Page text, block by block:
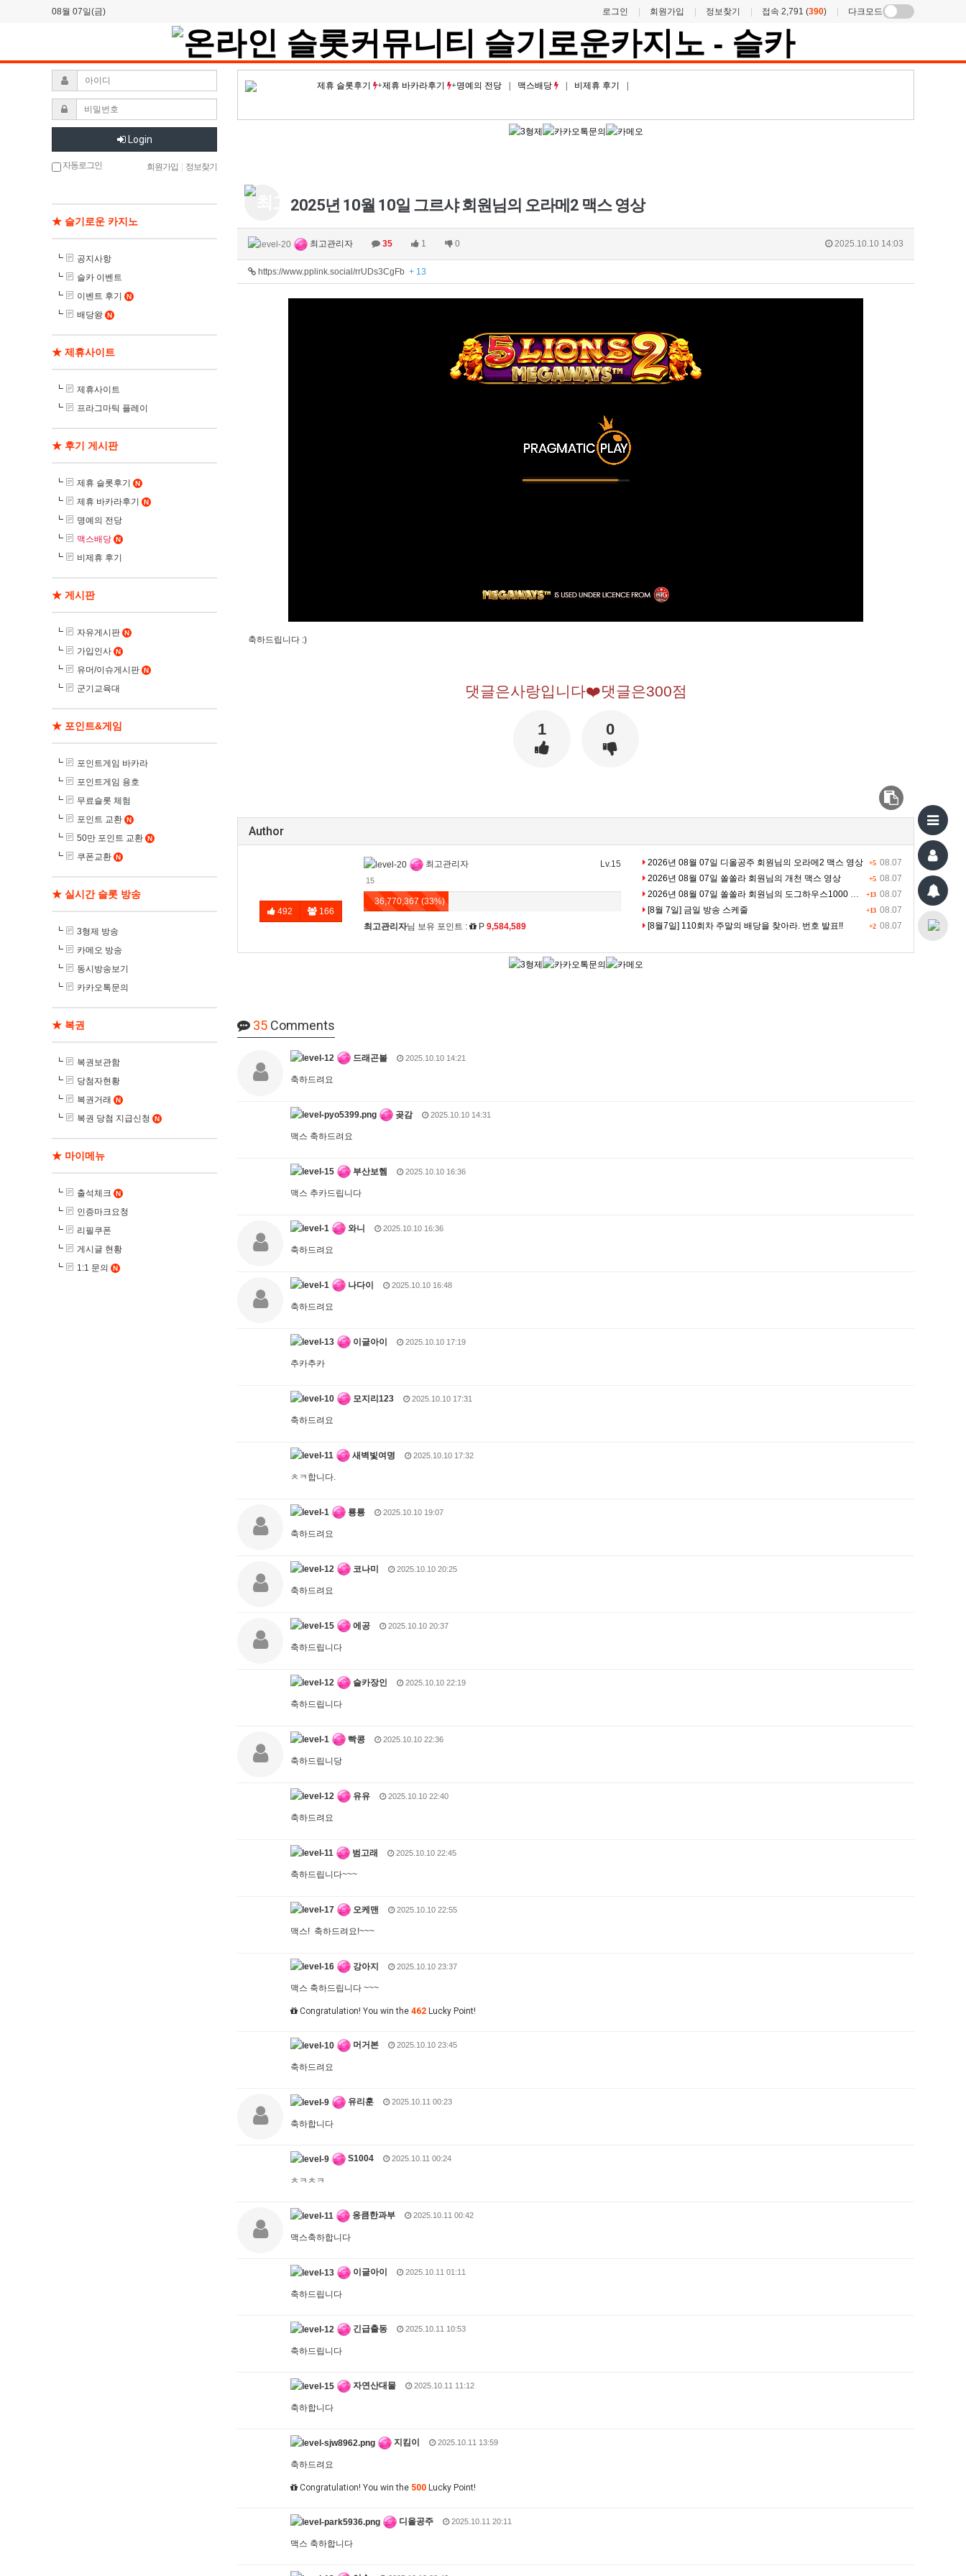
08월 07일(금) 로그인 회원가입 정보찾기 접속 2,791 (390) 다크모드
제휴 슬롯후기 제휴 바카라후기 명예의 전당 맥스배당 비제휴 후기
2025년 10월 10일 그르샤 회원님의 오라메2 맥스 영상
최고관리자 35 1 0 2025.10.10 14:03
https://www.pplink.social/rrUDs3CgFb+ 13
축하드립니다 :)
댓글은사랑입니다❤️댓글은300점
1 0
Author
492 166
Lv.15
최고관리자
15
36,770,367 (33%)
최고관리자님 보유 포인트 : P9,584,589
+5 08.07
2026년 08월 07일 디올공주 회원님의 오라메2 맥스 영상
+5 08.07
2026년 08월 07일 쏠쏠라 회원님의 개천 맥스 영상
+13 08.07
2026년 08월 07일 쏠쏠라 회원님의 도그하우스1000 맥스 영상
+13 08.07
[8월 7일] 금일 방송 스케줄
+2 08.07
[8월7일] 110회차 주말의 배당을 찾아라. 번호 발표!!
35 Comments
드래곤볼 2025.10.10 14:21
축하드려요
곶감 2025.10.10 14:31
맥스 축하드려요
부산보헴 2025.10.10 16:36
맥스 추카드립니다
와니 2025.10.10 16:36
축하드려요
나다이 2025.10.10 16:48
축하드려요
이글아이 2025.10.10 17:19
추카추카
모지리123 2025.10.10 17:31
축하드려요
새벽빛여명 2025.10.10 17:32
ㅊㅋ합니다.
룡룡 2025.10.10 19:07
축하드려요
코나미 2025.10.10 20:25
축하드려요
에공 2025.10.10 20:37
축하드립니다
슬카장인 2025.10.10 22:19
축하드립니다
빡콩 2025.10.10 22:36
축하드립니당
유유 2025.10.10 22:40
축하드려요
범고래 2025.10.10 22:45
축하드립니다~~~
오케맨 2025.10.10 22:55
맥스! 축하드려요!~~~
강아지 2025.10.10 23:37
맥스 축하드립니다 ~~~
Congratulation! You win the462 Lucky Point!
머거본 2025.10.10 23:45
축하드려요
유리훈 2025.10.11 00:23
축하합니다
S1004 2025.10.11 00:24
ㅊㅋㅊㅋ
응큼한과부 2025.10.11 00:42
맥스축하합니다
이글아이 2025.10.11 01:11
축하드립니다
긴급출동 2025.10.11 10:53
축하드립니다
자연산대물 2025.10.11 11:12
축하합니다
지킴이 2025.10.11 13:59
축하드려요
Congratulation! You win the 500 Lucky Point!
디올공주 2025.10.11 20:11
맥스 축하합니다
Login
자동로그인 회원가입 정보찾기
★ 슬기로운 카지노
공지사항
슬카 이벤트
이벤트 후기
N
배당왕 N
★ 제휴사이트
제휴사이트
프라그마틱 플레이
★ 후기 게시판
제휴 슬롯후기 N
제휴 바카라후기 N
명예의 전당
맥스배당 N
비제휴 후기
★ 게시판
자유게시판 N
가입인사 N
유머/이슈게시판 N
군기교육대
★ 포인트&게임
포인트게임 바카라
포인트게임 용호
무료슬롯 체험
포인트 교환 N
50만 포인트 교환 N
쿠폰교환 N
★ 실시간 슬롯 방송
3형제 방송
카메오 방송
동시방송보기
카카오톡문의
★ 복권
복권보관함
당첨자현황
복권거래
N
복권 당첨 지급신청 N
★ 마이메뉴
출석체크 N
인증마크요청
리필쿠폰
게시글 현황
1:1 문의
N